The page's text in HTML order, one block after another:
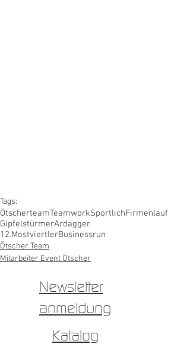
Tags:
ÖtscherteamTeamworkSportlichFirmenlauf
GipfelstürmerArdagger
12.MostviertlerBusinessrun
Ötscher Team
Mitarbeiter Event Ötscher
Newsletter
anmeldung
Katalog